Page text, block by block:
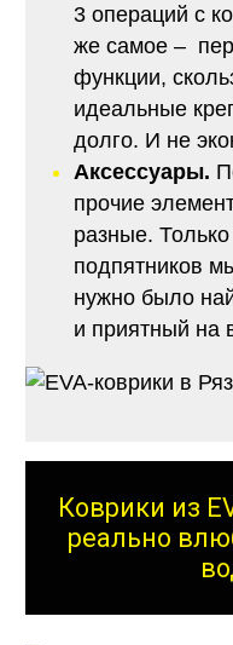
3 операций с
же самое –
функции,
идеальные
долго. И не
Аксессуары.
прочие
разные.
подпятников
нужно было
и приятный на
Коврики из
реально